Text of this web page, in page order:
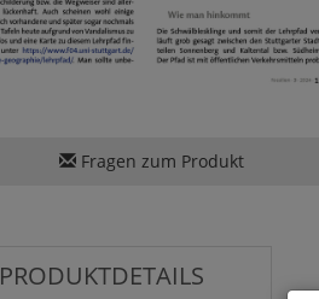
Fragen zum Produkt
PRODUKTDETAILS